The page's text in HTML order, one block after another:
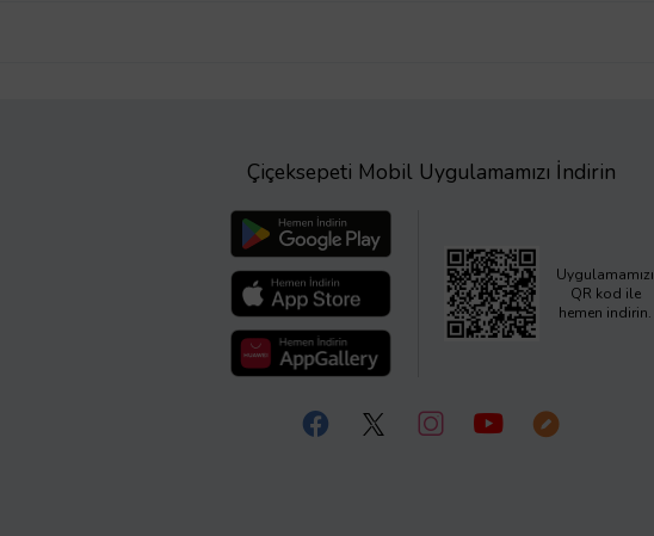
Çiçeksepeti Mobil Uygulamamızı İndirin
Uygulamamızı
QR kod ile
hemen indirin.